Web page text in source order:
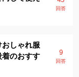
回答
しゃれ服
着のおすす
9
回答